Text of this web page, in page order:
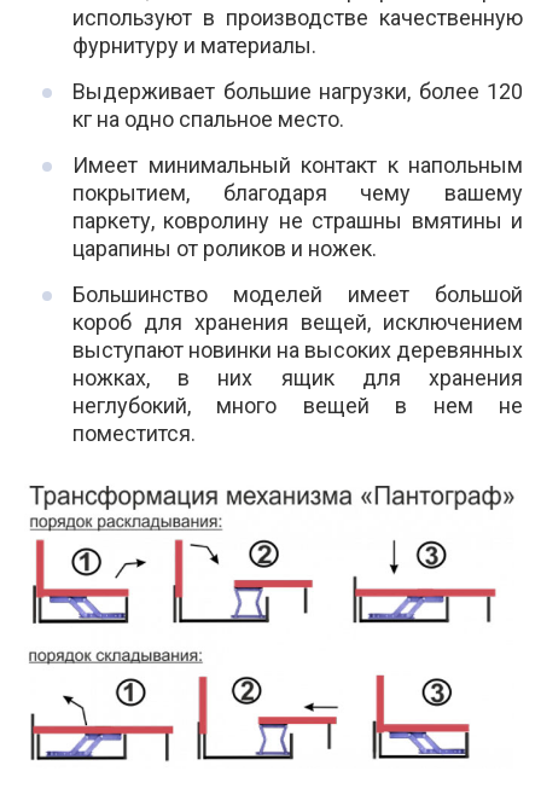
используют в производстве качественную
фурнитуру и материалы.
Выдерживает большие нагрузки, более 120
кг на одно спальное место.
Имеет минимальный контакт к напольным
покрытием, благодаря чему вашему
паркету, ковролину не страшны вмятины и
царапины от роликов и ножек.
Большинство моделей имеет большой
короб для хранения вещей, исключением
выступают новинки на высоких деревянных
ножках, в них ящик для хранения
неглубокий, много вещей в нем не
поместится.